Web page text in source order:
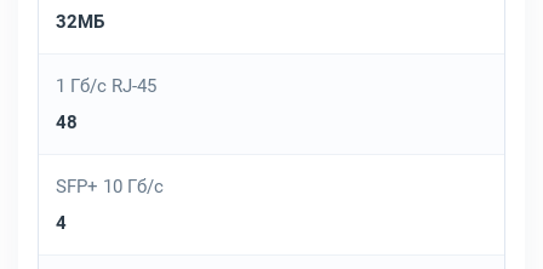
32МБ
1 Гб/с RJ-45
48
SFP+ 10 Гб/с
4